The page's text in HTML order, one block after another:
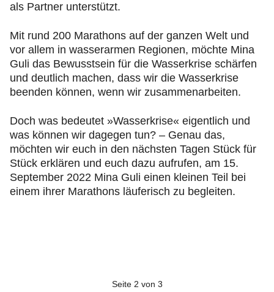
als Partner unterstützt.
Mit rund 200 Marathons auf der ganzen Welt und
vor allem in wasserarmen Regionen, möchte Mina
Guli das Bewusstsein für die Wasserkrise schärfen
und deutlich machen, dass wir die Wasserkrise
beenden können, wenn wir zusammenarbeiten.
Doch was bedeutet »Wasserkrise« eigentlich und
was können wir dagegen tun? – Genau das,
möchten wir euch in den nächsten Tagen Stück für
Stück erklären und euch dazu aufrufen, am 15.
September 2022 Mina Guli einen kleinen Teil bei
einem ihrer Marathons läuferisch zu begleiten.
Seite 2 von 3